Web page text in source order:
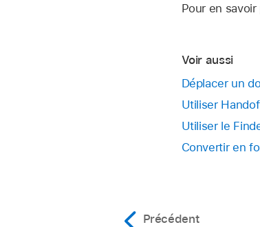
Pour en
Voir aussi
Déplacer un
Utiliser
Utiliser le
Convertir en
Précédent